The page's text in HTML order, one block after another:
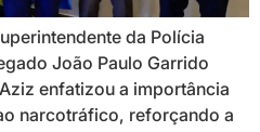
da Polícia
João Paulo Garrido
enfatizou a importância
narcotráfico, reforçando a